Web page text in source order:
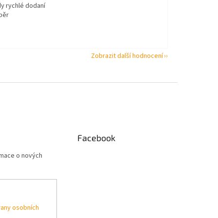
rychlé dodaní
Zobrazit další hodnocení
o nových
osobních
Facebook